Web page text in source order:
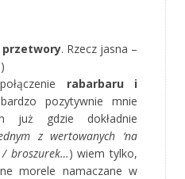
przetwory. Rzecz jasna –
rabarbaru i
pozytywnie mnie
już gdzie dokładnie
z wertowanych ‘na
/ broszurek…) wiem tylko,
morele namaczane w